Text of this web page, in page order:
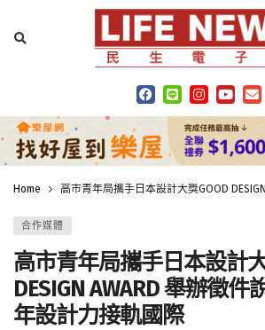
Home 高市青年局攜手日本設計大獎GOOD
合作媒體
高市青年局攜手日本設計
DESIGN AWARD 舉辦徵件
年設計力接軌國際